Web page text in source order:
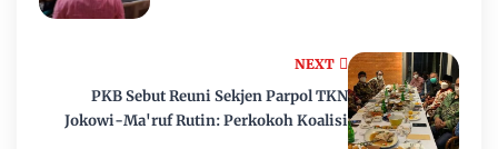
NEXT
PKB Sebut Reuni Sekjen Parpol TKN
Jokowi-Ma'ruf Rutin: Perkokoh Koalisi